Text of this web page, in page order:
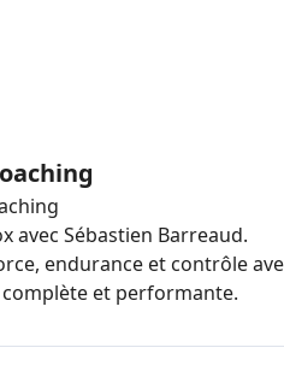
avec Sébastien Barreaud.
endurance et contrôle
et performante.